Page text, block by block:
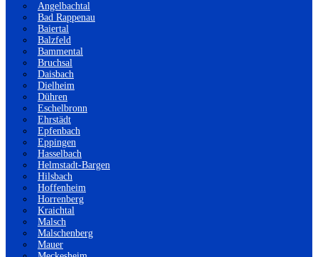
Angelbachtal
Bad Rappenau
Baiertal
Balzfeld
Bammental
Bruchsal
Daisbach
Dielheim
Dühren
Eschelbronn
Ehrstädt
Epfenbach
Eppingen
Hasselbach
Helmstadt-Bargen
Hilsbach
Hoffenheim
Horrenberg
Kraichtal
Malsch
Malschenberg
Mauer